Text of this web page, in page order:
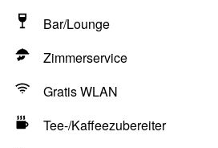
Bar/Lounge
Zimmerservice
Gratis WLAN
Tee-/Kaffeezubereiter